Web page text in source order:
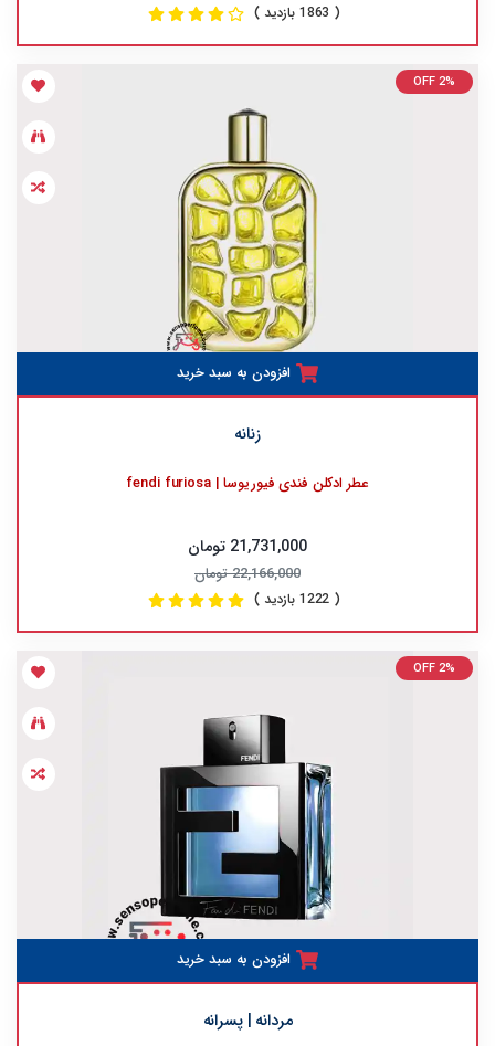
( 1863 بازدید )
OFF 2%
افزودن به سبد خرید
زنانه
عطر ادکلن فندی فیوریوسا | fendi furiosa
21,731,000 تومان
22,166,000 تومان
( 1222 بازدید )
OFF 2%
افزودن به سبد خرید
مردانه | پسرانه